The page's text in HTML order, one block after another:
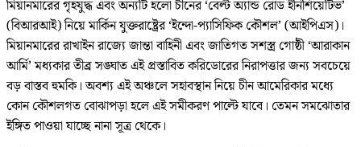
মিয়ানমারের গৃহযুদ্ধ এবং অন্যটি হলো চীনের ‘বেল্ট অ্যান্ড রোড ইনিশিয়েটিভ’
(বিআরআই) নিয়ে মার্কিন যুক্তরাষ্ট্রের ‘ইন্দো-প্যাসিফিক কৌশল’ (আইপিএস)।
মিয়ানমারের রাখাইন রাজ্যে জান্তা বাহিনী এবং জাতিগত সশস্ত্র গোষ্ঠী ‘আরাকান
আর্মি’ মধ্যকার তীব্র সঙ্ঘাত এই প্রস্তাবিত করিডোরের নিরাপত্তার জন্য সবচেয়ে
বড় বাস্তব হুমকি। অবশ্য এই অঞ্চলে সহাবস্থান নিয়ে চীন আমেরিকার মধ্যে
কোন কৌশলগত বোঝাপড়া হলে এই সমীকরণ পাল্টে যাবে। তেমন সমঝোতার
ইঙ্গিত পাওয়া যাচ্ছে নানা সূত্র থেকে।